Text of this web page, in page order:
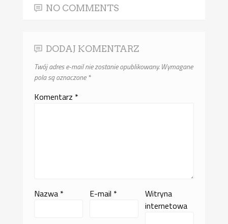
NO COMMENTS
DODAJ KOMENTARZ
Twój adres e-mail nie zostanie opublikowany. Wymagane
pola są oznaczone*
Komentarz *
Nazwa * E-mail *
Witryna
internetowa